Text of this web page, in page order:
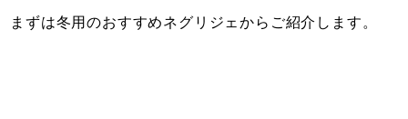
まずは冬用のおすすめネグリジェからご紹介します。